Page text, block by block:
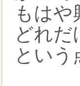
もは
どれだ
という